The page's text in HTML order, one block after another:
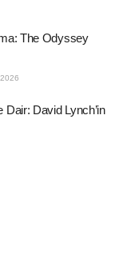
The Odyssey
Dair: David Lynch’in